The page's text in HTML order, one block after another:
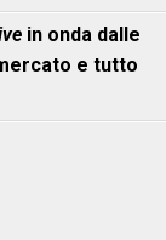
in onda dalle
e tutto